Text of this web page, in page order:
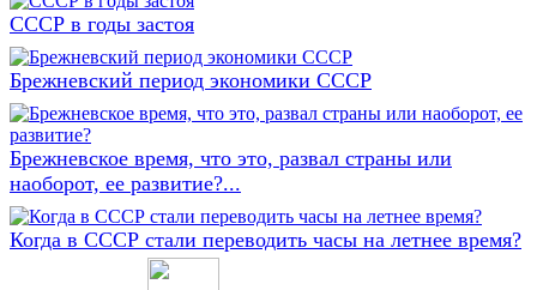
СССР в годы застоя
Брежневский период экономики СССР
Брежневское время, что это, развал страны или
наоборот, ее развитие?...
Когда в СССР стали переводить часы на летнее время?